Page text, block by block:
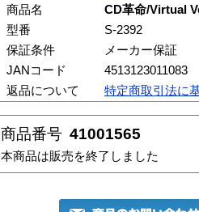
商品名
CD革命/Virtual
型番
S-2392
保証条件
メーカー保証
JANコード
4513123011083
返品について
特定商取引法に
商品番号 41001565
本商品は販売を終了しました